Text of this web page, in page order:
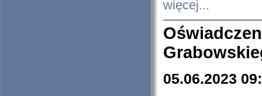
więcej...
05.06.2023